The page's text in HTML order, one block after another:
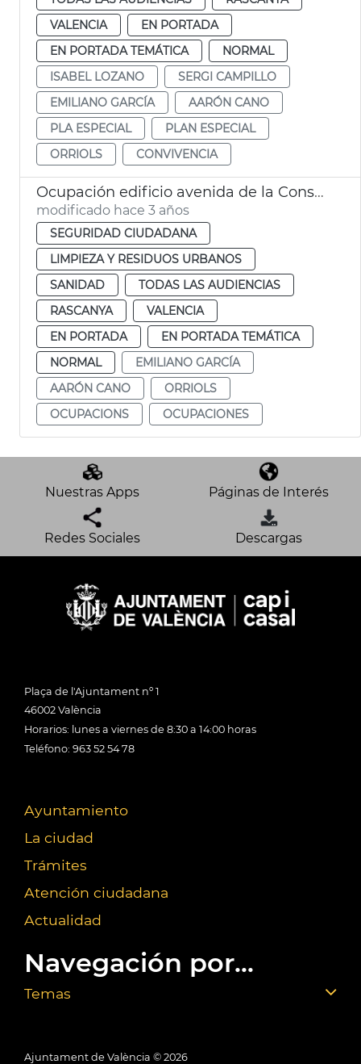
VALENCIA
EN PORTADA
EN PORTADA TEMÁTICA
NORMAL
ISABEL LOZANO
SERGI CAMPILLO
EMILIANO GARCÍA
AARÓN CANO
PLA ESPECIAL
PLAN ESPECIAL
ORRIOLS
CONVIVENCIA
Ocupación edificio avenida de la Constitución
modificado hace 3 años
SEGURIDAD CIUDADANA
LIMPIEZA Y RESIDUOS URBANOS
SANIDAD
TODAS LAS AUDIENCIAS
RASCANYA
VALENCIA
EN PORTADA
EN PORTADA TEMÁTICA
NORMAL
EMILIANO GARCÍA
AARÓN CANO
ORRIOLS
OCUPACIONS
OCUPACIONES
Nuestras Apps Páginas de Interés
Redes Sociales Descargas
Plaça de l'Ajuntament nº 1
46002 València
Horarios: lunes a viernes de 8:30 a 14:00 horas
Teléfono: 963 52 54 78
Ayuntamiento
La ciudad
Trámites
Atención ciudadana
Actualidad
Navegación por...
Temas
Ajuntament de València © 2026